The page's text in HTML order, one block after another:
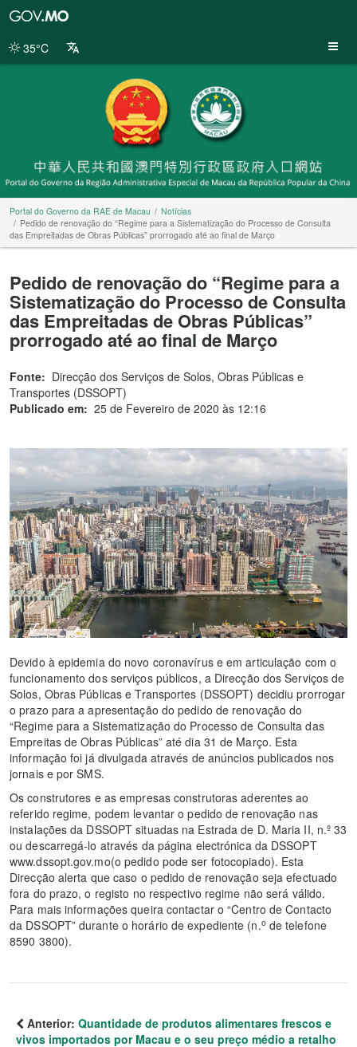
da
35°C
Portal do Governo da RAE de Macau
Notícias
Pedido de renovação do “Regime para a Sistematização do Processo de Consulta
das Empreitadas de Obras Públicas” prorrogado até ao final de Março
Pedido de renovação do “Regime para a
Sistematização do Processo de Consulta
das Empreitadas de Obras Públicas”
prorrogado até ao final de Março
Fonte: Direcção dos Serviços de Solos, Obras Públicas e
Transportes (DSSOPT)
Publicado em: 25 de Fevereiro de 2020 às 12:16
Devido à epidemia do novo coronavírus e em articulação com o
funcionamento dos serviços públicos, a Direcção dos Serviços de
Solos, Obras Públicas e Transportes (DSSOPT) decidiu prorrogar
o prazo para a apresentação do pedido de renovação do
“Regime para a Sistematização do Processo de Consulta das
Empreitas de Obras Públicas” até dia 31 de Março. Esta
informação foi já divulgada através de anúncios publicados nos
jornais e por SMS.
Os construtores e as empresas construtoras aderentes ao
referido regime, podem levantar o pedido de renovação nas
instalações da DSSOPT situadas na Estrada de D. Maria II, n.º 33
ou descarregá-lo através da página electrónica da DSSOPT
www.dssopt.gov.mo(o pedido pode ser fotocopiado). Esta
Direcção alerta que caso o pedido de renovação seja efectuado
fora do prazo, o registo no respectivo regime não será válido.
Para mais informações queira contactar o “Centro de Contacto
da DSSOPT” durante o horário de expediente (n.ode telefone
8590 3800).
Anterior: Quantidade de produtos alimentares frescos e
vivos importados por Macau e o seu preço médio a retalho